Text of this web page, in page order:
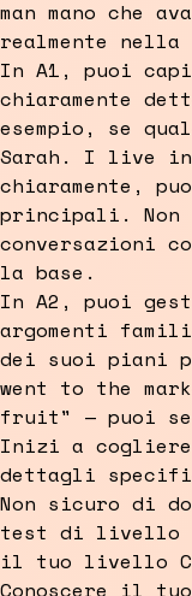
man mano che
realmente
In A1, puoi
chiaramente
esempio, se
Sarah. I live in
chiaramente,
principali. Non
conversazioni
la base.
In A2, puoi
argomenti
dei suoi piani
went to the
fruit" — puoi
Inizi a
dettagli
Non sicuro di
test di livello
il tuo livello
Conoscere il